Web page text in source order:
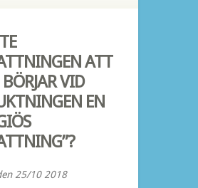
ATT
BÖRJAR VID
EN
25/10 2018